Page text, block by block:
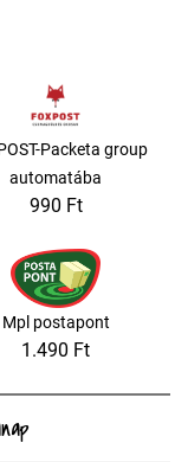
Packeta group
automatába
990 Ft
Mpl postapont
1.490 Ft